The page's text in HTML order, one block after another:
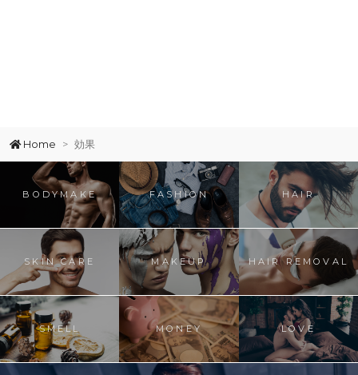
Home 効果
BODYMAKE FASHION HAIR
SKIN CARE MAKEUP HAIR REMOVAL
SMELL MONEY LOVE